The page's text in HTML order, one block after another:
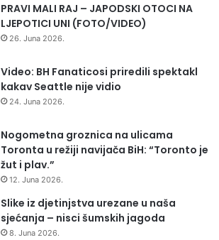
PRAVI MALI RAJ – JAPODSKI OTOCI NA
LJEPOTICI UNI (FOTO/VIDEO)
26. Juna 2026.
Video: BH Fanaticosi priredili spektakl
kakav Seattle nije vidio
24. Juna 2026.
Nogometna groznica na ulicama
Toronta u režiji navijača BiH: “Toronto je
žut i plav.”
12. Juna 2026.
Slike iz djetinjstva urezane u naša
sjećanja – nisci šumskih jagoda
8. Juna 2026.